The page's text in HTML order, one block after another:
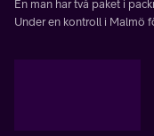
En man har två paket i
Under en kontroll i Malmö